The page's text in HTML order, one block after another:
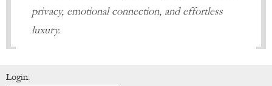
privacy, emotional connection, and effortless
luxury.
Login: